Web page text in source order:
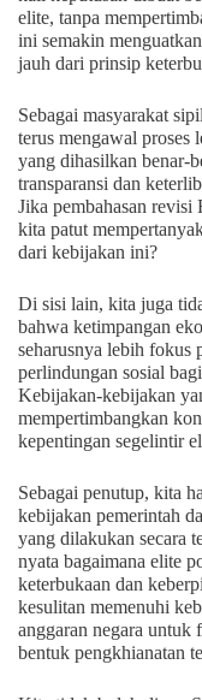
elite, tanpa
ini semakin
jauh dari prinsip
Sebagai masyarakat
terus mengawal proses
yang dihasilkan benar-
transparansi dan
Jika pembahasan
kita patut
dari kebijakan ini?
Di sisi lain, kita juga
bahwa ketimpangan
seharusnya lebih fokus
perlindungan sosial
Kebijakan-kebijakan
mempertimbangkan
kepentingan segelintir
Sebagai penutup, kita
kebijakan pemerintah
yang dilakukan secara
nyata bagaimana elite
keterbukaan dan
kesulitan memenuhi
anggaran negara untuk
bentuk pengkhianatan